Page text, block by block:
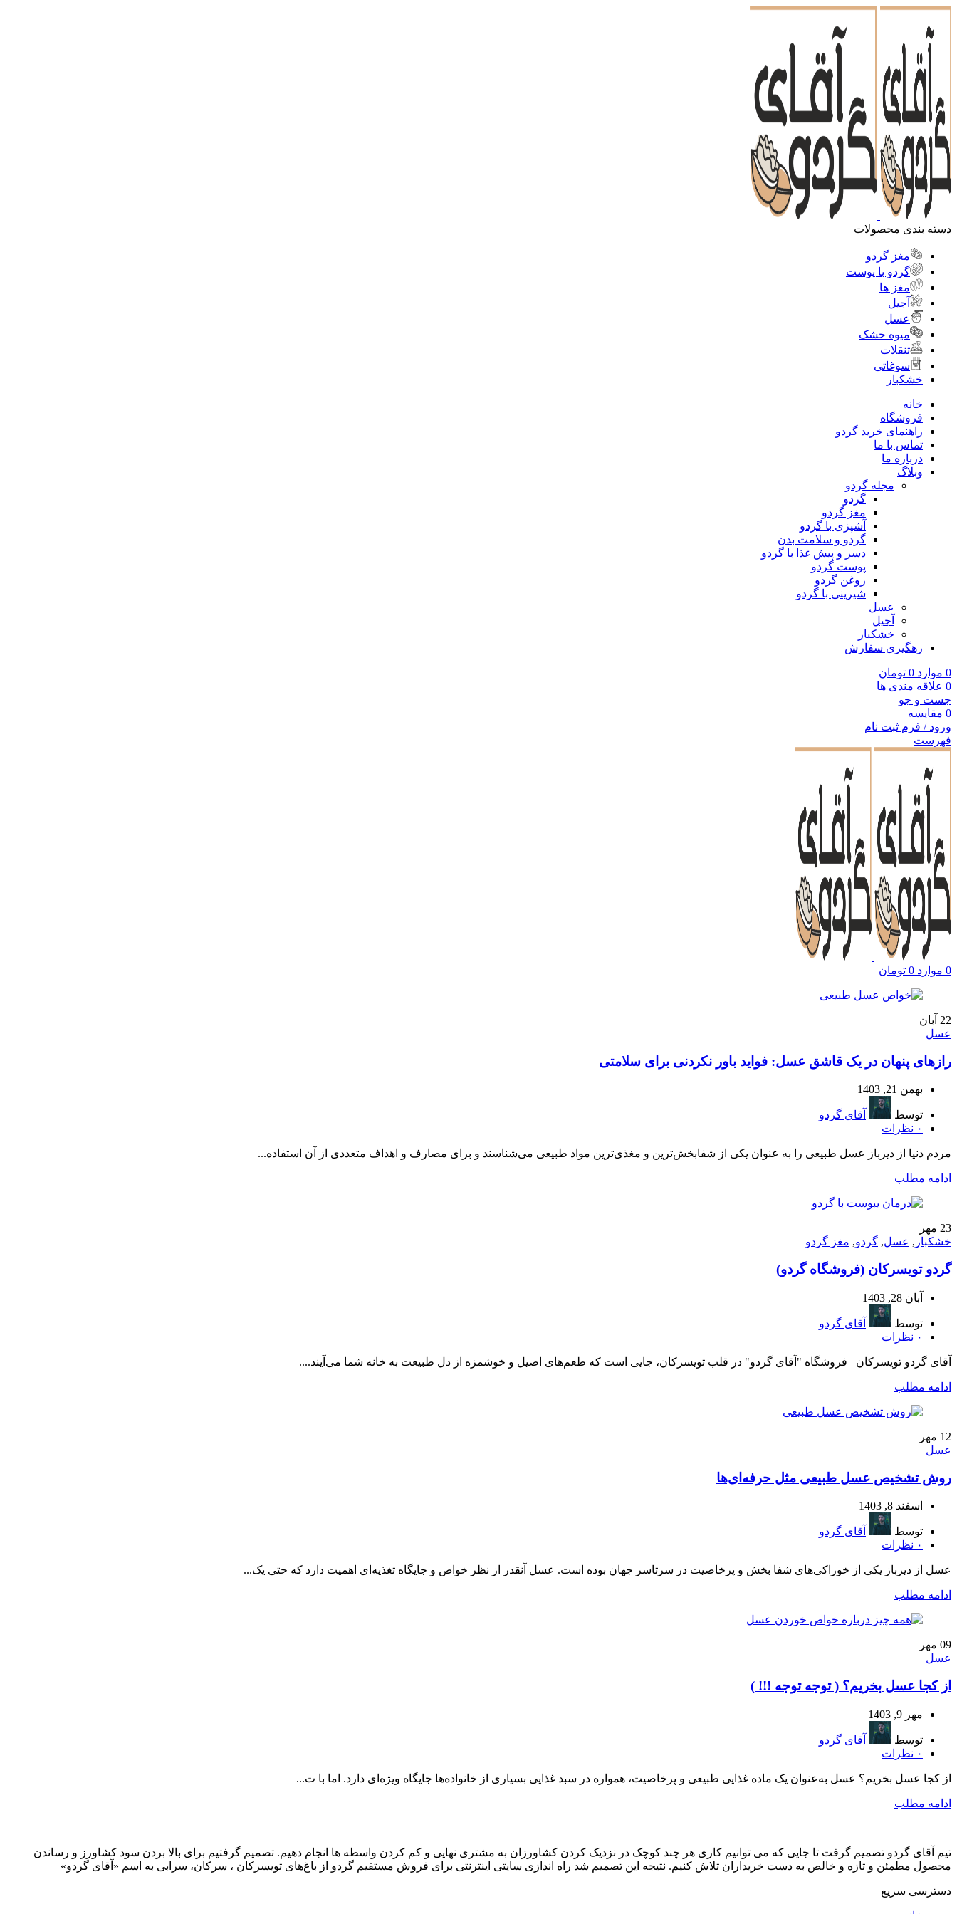
دسته بندی محصولات
مغز گردو
گردو با پوست
مغز ها
آجیل
عسل
میوه خشک
تنقلات
سوغاتی
خشکبار
خانه
فروشگاه
راهنمای خرید گردو
تماس با ما
درباره ما
وبلاگ
مجله گردو
گردو
مغز گردو
آشپزی با گردو
گردو و سلامت بدن
دسر و پیش غذا با گردو
پوست گردو
روغن گردو
شیرینی با گردو
عسل
آجیل
خشکبار
رهگیری سفارش
0 موارد 0 تومان
0 علاقه مندی ها
جست و جو
0 مقایسه
ورود / فرم ثبت نام
فهرست
0 موارد 0 تومان
22 آبان
عسل
رازهای پنهان در یک قاشق عسل: فواید باور نکردنی برای سلامتی
بهمن 21, 1403
توسط
آقای گردو
۰ نظرات
مردم دنیا از دیرباز عسل طبیعی را به عنوان یکی از شفابخش‌ترین و مغذی‌ترین مواد طبیعی می‌شناسند و برای مصارف و اهداف متعددی از آن استفاده...
ادامه مطلب
23 مهر
خشکبار , عسل, گردو, مغز گردو
گردو تویسرکان (فروشگاه گردو)
آبان 28, 1403
توسط
آقای گردو
۰ نظرات
آقای گردو تویسرکان فروشگاه "آقای گردو" در قلب تویسرکان، جایی است که طعم‌های اصیل و خوشمزه از دل طبیعت به خانه شما می‌آیند....
ادامه مطلب
12 مهر
عسل
روش تشخیص عسل طبیعی مثل حرفه‌ای‌ها
اسفند 8, 1403
توسط
آقای گردو
۰ نظرات
عسل از دیرباز یکی از خوراکی‌های شفا بخش و پرخاصیت در سرتاسر جهان بوده است. عسل آنقدر از نظر خواص و جایگاه تغذیه‌ای اهمیت دارد که حتی یک...
ادامه مطلب
09 مهر
عسل
از کجا عسل بخریم؟ ( توجه توجه !!! )
مهر 9, 1403
توسط
آقای گردو
۰ نظرات
از کجا عسل بخریم؟ عسل به‌عنوان یک ماده غذایی طبیعی و پرخاصیت، همواره در سبد غذایی بسیاری از خانواده‌ها جایگاه ویژه‌ای دارد. اما با ت...
ادامه مطلب
تیم آقای گردو تصمیم گرفت تا جایی که می توانیم کاری هر چند کوچک در نزدیک کردن کشاورزان به مشتری نهایی و کم کردن واسطه ها انجام دهیم. تصمیم گرفتیم برای بالا بردن سود کشاورز و رساندن
محصول مطمئن و تازه و خالص به دست خریداران تلاش کنیم. نتیجه این تصمیم شد راه اندازی سایتی اینترنتی برای فروش مستقیم گردو از باغ‌های تویسرکان ، سرکان، سرابی به اسم «آقای گردو»
دسترسی سریع